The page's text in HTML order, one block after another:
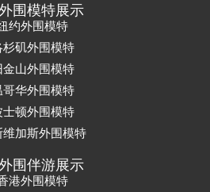
围模特展示
约外围模特
杉矶外围模特
金山外围模特
哥华外围模特
士顿外围模特
维加斯外围模特
围伴游展示
港外围模特